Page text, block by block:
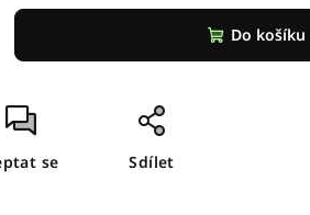
Do košíku
se Sdílet